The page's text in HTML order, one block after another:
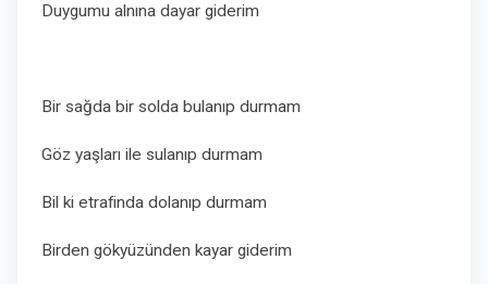
Duygumu alnına dayar giderim
Bir sağda bir solda bulanıp durmam
Göz yaşları ile sulanıp durmam
Bil ki etrafinda dolanıp durmam
Birden gökyüzünden kayar giderim